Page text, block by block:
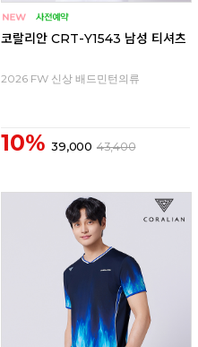
코랄리안 CRT-Y1543 남성 티셔츠
2026 FW 신상 배드민턴의류
10% 39,000 43,400